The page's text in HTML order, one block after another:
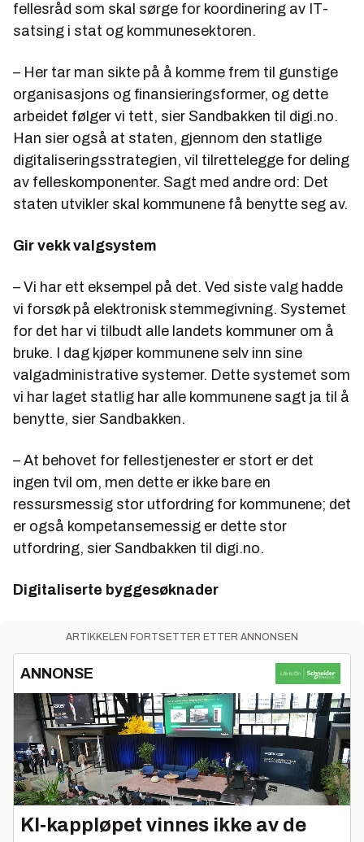
fellesråd som skal sørge for koordinering av IT-
satsing i stat og kommunesektoren.
– Her tar man sikte på å komme frem til gunstige
organisasjons og finansieringsformer, og dette
arbeidet følger vi tett, sier Sandbakken til digi.no.
Han sier også at staten, gjennom den statlige
digitaliseringsstrategien, vil tilrettelegge for deling
av felleskomponenter. Sagt med andre ord: Det
staten utvikler skal kommunene få benytte seg av.
Gir vekk valgsystem
– Vi har ett eksempel på det. Ved siste valg hadde
vi forsøk på elektronisk stemmegivning. Systemet
for det har vi tilbudt alle landets kommuner om å
bruke. I dag kjøper kommunene selv inn sine
valgadministrative systemer. Dette systemet som
vi har laget statlig har alle kommunene sagt ja til å
benytte, sier Sandbakken.
– At behovet for fellestjenester er stort er det
ingen tvil om, men dette er ikke bare en
ressursmessig stor utfordring for kommunene; det
er også kompetansemessig er dette stor
utfordring, sier Sandbakken til digi.no.
Digitaliserte byggesøknader
ARTIKKELEN FORTSETTER ETTER ANNONSEN
ANNONSE
KI‑kappløpet vinnes ikke av de